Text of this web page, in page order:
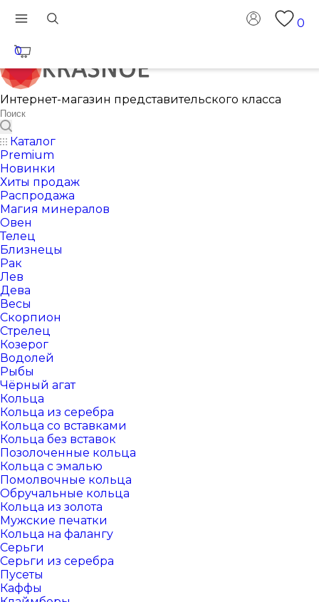
0
0
Интернет-магазин представительского класса
Каталог
Premium
Новинки
Хиты продаж
Распродажа
Магия минералов
Овен
Телец
Близнецы
Рак
Лев
Дева
Весы
Скорпион
Стрелец
Козерог
Водолей
Рыбы
Чёрный агат
Кольца
Кольца из серебра
Кольца со вставками
Кольца без вставок
Позолоченные кольца
Кольца с эмалью
Помолвочные кольца
Обручальные кольца
Кольца из золота
Мужские печатки
Кольца на фалангу
Серьги
Серьги из серебра
Пусеты
Каффы